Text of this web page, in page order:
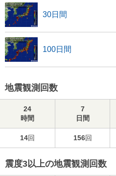
30日間
100日間
地震観測回数
24
時間
7
日間
14回 156回
震度3以上の地震観測回数